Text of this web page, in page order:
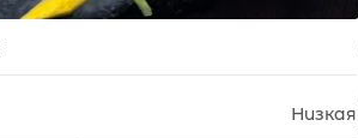
Низкая